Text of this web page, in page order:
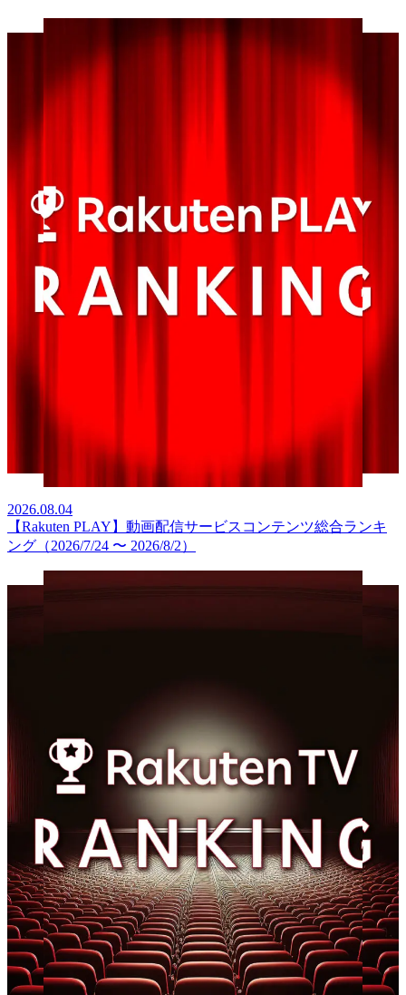
2026.08.04
【Rakuten PLAY】動画配信サービスコンテンツ総合ランキ
ング（2026/7/24 〜 2026/8/2）